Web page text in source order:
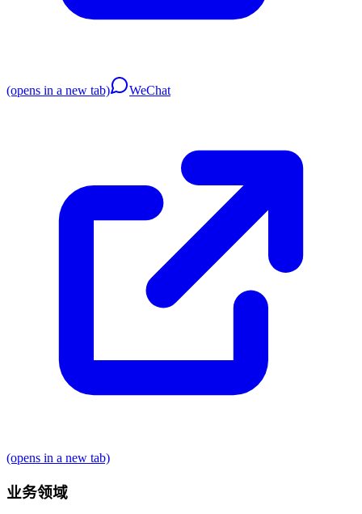
(opens in a new tab) WeChat
(opens in a new tab)
业务领域